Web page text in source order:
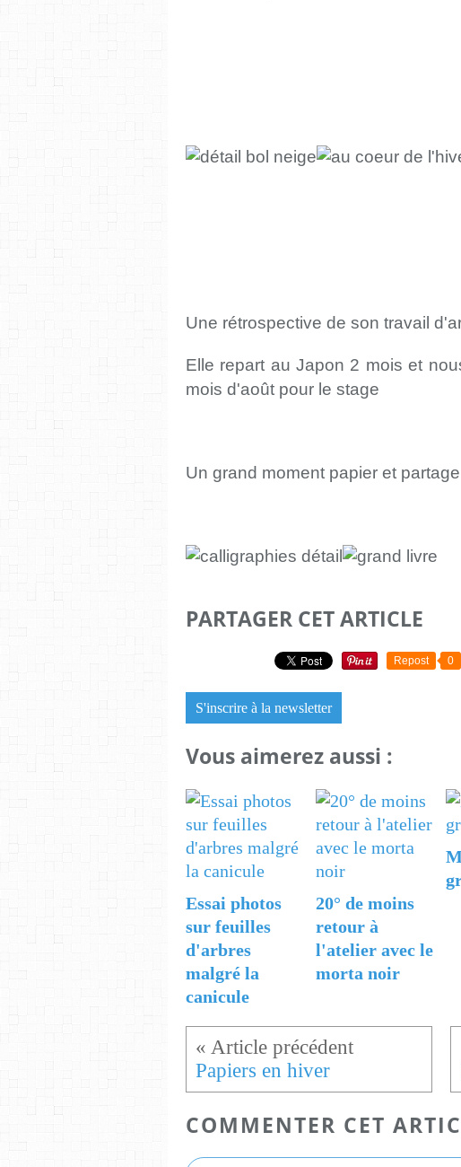
Une rétrospective de son travail
Elle repart au Japon 2 mois et
mois d'août pour le stage
Un grand moment papier et
PARTAGER CET ARTICLE
Repost 0
S'inscrire à la newsletter
Vous aimerez aussi :
Essai photos
sur feuilles
d'arbres
malgré la
canicule
20° de moins
retour à
l'atelier avec le
morta noir
Papiers en hiver
COMMENTER CET